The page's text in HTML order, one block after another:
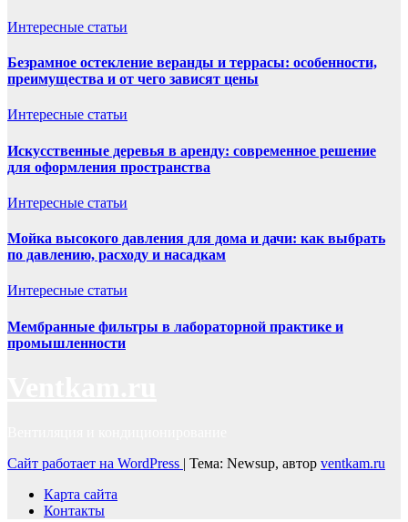
Интересные статьи
Безрамное остекление веранды и террасы: особенности,
преимущества и от чего зависят цены
Интересные статьи
Искусственные деревья в аренду: современное решение
для оформления пространства
Интересные статьи
Мойка высокого давления для дома и дачи: как выбрать
по давлению, расходу и насадкам
Интересные статьи
Мембранные фильтры в лабораторной практике и
промышленности
Сайт работает на WordPress | Тема: Newsup, автор ventkam.ru
Карта сайта
Контакты